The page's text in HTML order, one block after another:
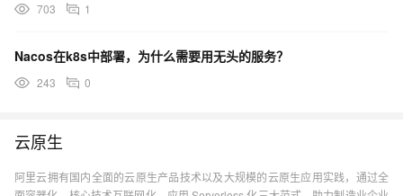
703 1
Nacos在k8s中部署，为什么需要用无头的服务？
243 0
云原生
阿里云拥有国内全面的云原生产品技术以及大规模的云原生应用实践，通过全